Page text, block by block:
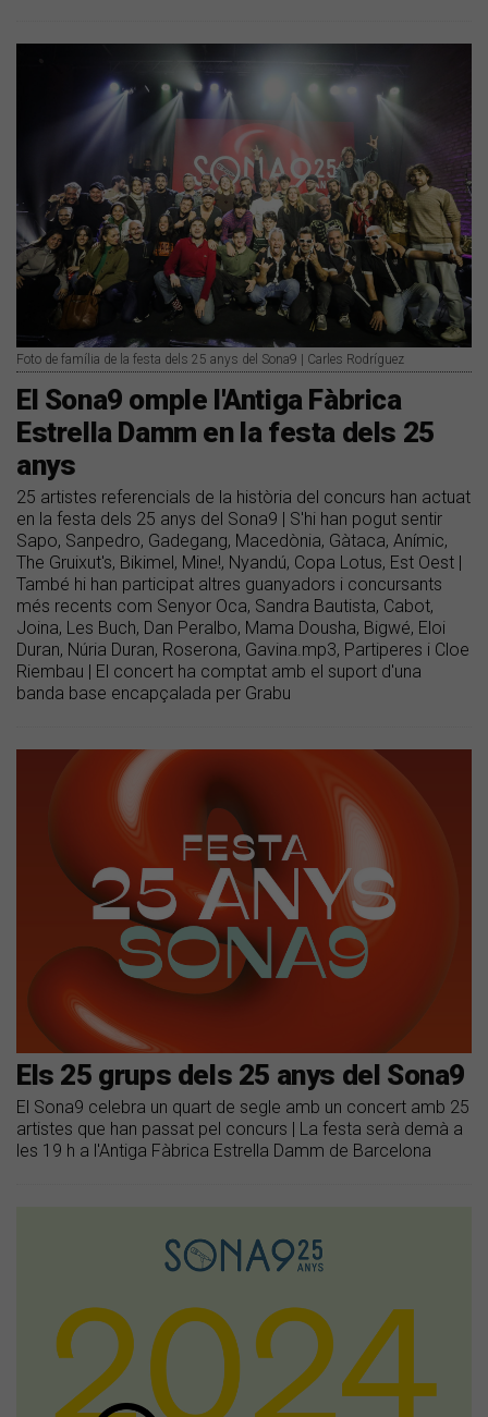
Foto de família de la festa dels 25 anys del Sona9 | Carles Rodríguez
El Sona9 omple l'Antiga Fàbrica
Estrella Damm en la festa dels 25
anys
25 artistes referencials de la història del concurs han actuat
en la festa dels 25 anys del Sona9 | S'hi han pogut sentir
Sapo, Sanpedro, Gadegang, Macedònia, Gàtaca, Anímic,
The Gruixut's, Bikimel, Mine!, Nyandú, Copa Lotus, Est Oest |
També hi han participat altres guanyadors i concursants
més recents com Senyor Oca, Sandra Bautista, Cabot,
Joina, Les Buch, Dan Peralbo, Mama Dousha, Bigwé, Eloi
Duran, Núria Duran, Roserona, Gavina.mp3, Partiperes i Cloe
Riembau | El concert ha comptat amb el suport d'una
banda base encapçalada per Grabu
Els 25 grups dels 25 anys del Sona9
El Sona9 celebra un quart de segle amb un concert amb 25
artistes que han passat pel concurs | La festa serà demà a
les 19 h a l'Antiga Fàbrica Estrella Damm de Barcelona